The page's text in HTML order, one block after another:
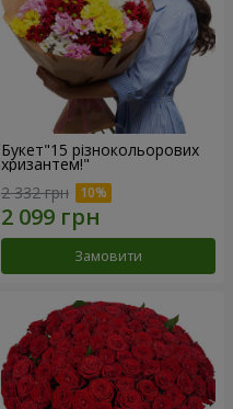
Букет"15 різнокольорових
хризантем!"
2 332 грн
Замовити